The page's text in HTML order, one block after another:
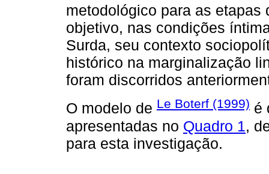
metodológico para as
objetivo, nas condições
Surda, seu contexto
histórico na marginalização
foram discorridos
O modelo de Le Boterf (1999) é
apresentadas no Quadro 1,
para esta investigação.